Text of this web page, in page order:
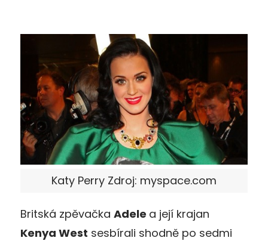
Katy Perry Zdroj: myspace.com
Britská zpěvačka Adele a její krajan
Kenya West sesbírali shodně po sedmi